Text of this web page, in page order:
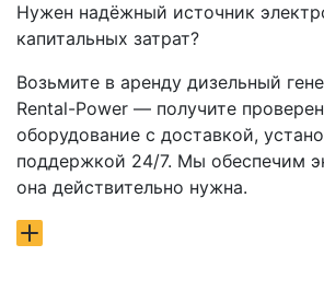
Нужен надёжный источник
капитальных затрат?
Возьмите в аренду дизельный
Rental-Power — получите
оборудование с доставкой,
поддержкой 24/7. Мы обеспечим
она действительно нужна.